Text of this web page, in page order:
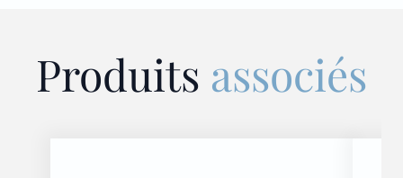
Produits associés